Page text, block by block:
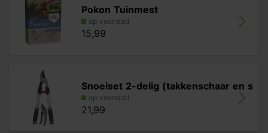
Pokon Tuinmest
op voorraad
15,99
Snoeiset 2-delig (takkenschaar en s
op voorraad
21,99